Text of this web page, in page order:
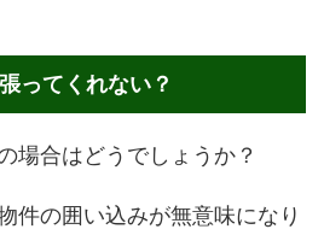
ってくれない？
場合はどうでしょうか？
件の囲い込みが無意味になり